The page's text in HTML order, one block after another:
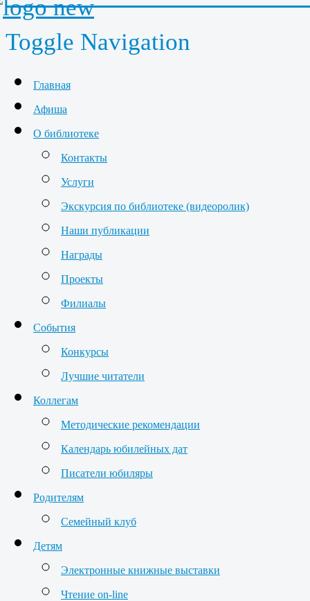
Toggle Navigation
Главная
Афиша
О библиотеке
Контакты
Услуги
Экскурсия по библиотеке (видеоролик)
Наши публикации
Награды
Проекты
Филиалы
События
Конкурсы
Лучшие читатели
Коллегам
Методические рекомендации
Календарь юбилейных дат
Писатели юбиляры
Родителям
Семейный клуб
Детям
Электронные книжные выставки
Чтение on-line